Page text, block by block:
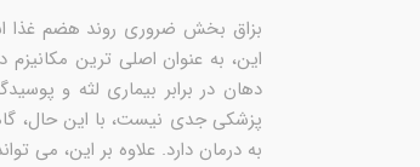
بزاق بخش ضروری روند هضم غذا
این، به عنوان اصلی ترین
دهان در برابر بیماری لثه و
پزشکی جدی نیست، با این حال،
به درمان دارد. علاوه بر این، می